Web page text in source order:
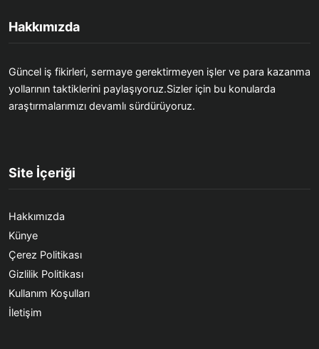
Hakkımızda
Güncel iş fikirleri, sermaye gerektirmeyen işler ve para kazanma
yollarının taktiklerini paylaşıyoruz.Sizler için bu konularda
araştırmalarımızı devamlı sürdürüyoruz.
Site İçeriği
Hakkımızda
Künye
Çerez Politikası
Gizlilik Politikası
Kullanım Koşulları
İletişim